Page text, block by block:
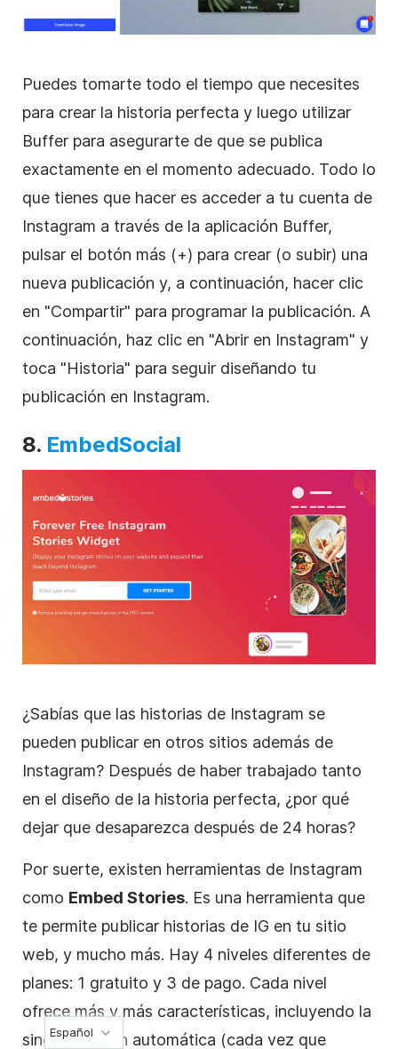
Puedes tomarte todo el tiempo que necesites
para crear la historia perfecta y luego utilizar
Buffer para asegurarte de que se publica
exactamente en el momento adecuado. Todo lo
que tienes que hacer es acceder a tu cuenta de
Instagram a través de la aplicación Buffer,
pulsar el botón más (+) para crear (o subir) una
nueva publicación y, a continuación, hacer clic
en "Compartir" para programar la publicación. A
continuación, haz clic en "Abrir en Instagram" y
toca "Historia" para seguir diseñando tu
publicación en Instagram.
8. EmbedSocial
¿Sabías que las historias de Instagram se
pueden publicar en otros sitios además de
Instagram? Después de haber trabajado tanto
en el diseño de la historia perfecta, ¿por qué
dejar que desaparezca después de 24 horas?
Por suerte, existen herramientas de Instagram
como Embed Stories. Es una herramienta que
te permite publicar historias de IG en tu sitio
web, y mucho más. Hay 4 niveles diferentes de
planes: 1 gratuito y 3 de pago. Cada nivel
ofrece más y más características, incluyendo la
sincronización automática (cada vez que
Español